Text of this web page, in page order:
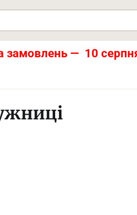
замовлень — 10